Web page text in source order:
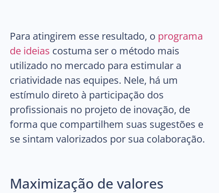
Para atingirem esse resultado, o programa
de ideias costuma ser o método mais
utilizado no mercado para estimular a
criatividade nas equipes. Nele, há um
estímulo direto à participação dos
profissionais no projeto de inovação, de
forma que compartilhem suas sugestões e
se sintam valorizados por sua colaboração.
Maximização de valores